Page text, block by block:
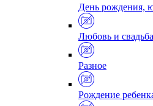
День рождения,
Любовь и свадьба
Разное
Рождение